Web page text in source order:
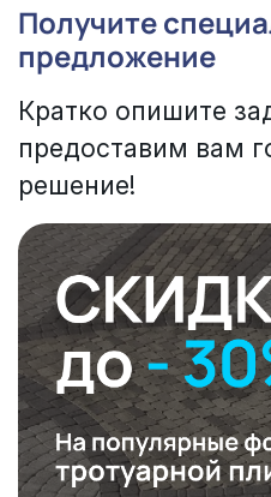
Получите
предложение
Кратко опишите
предоставим вам
решение!